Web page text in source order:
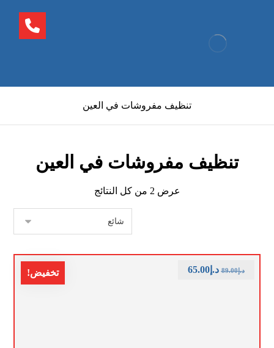
تنظيف مفروشات في العين
تنظيف مفروشات في العين
عرض ⁦2⁩ من كل النتائج
تخفيض! د.إ89.00 د.إ65.00